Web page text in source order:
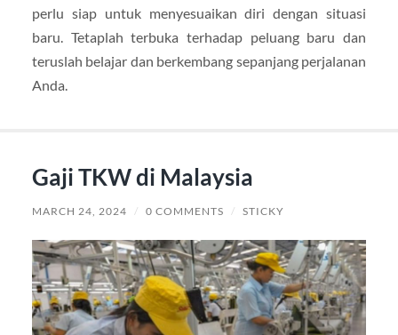
perlu siap untuk menyesuaikan diri dengan situasi
baru. Tetaplah terbuka terhadap peluang baru dan
teruslah belajar dan berkembang sepanjang perjalanan
Anda.
Gaji TKW di Malaysia
MARCH 24, 2024 / 0 COMMENTS / STICKY